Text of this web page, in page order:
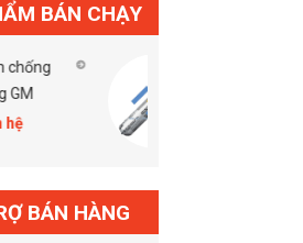
BÁN CHẠY
Keo chống
cháy Hilti Cp
606 Grey
Liên hệ
BÁN HÀNG